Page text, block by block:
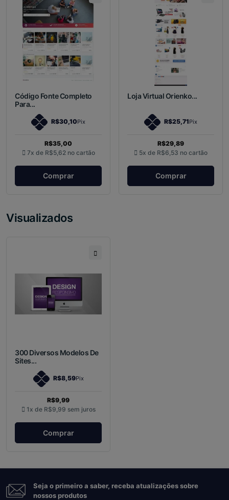
Código Fonte Completo
Para...
R$30,10Pix
R$35,00
7x de R$5,62 no cartão
Comprar
Loja Virtual Orienko...
R$25,71Pix
R$29,89
5x de R$6,53 no cartão
Comprar
Visualizados
300 Diversos Modelos De
Sites...
R$8,59Pix
R$9,99
1x de R$9,99 sem juros
Comprar
Seja o primeiro a saber, receba atualizações sobre
nossos produtos